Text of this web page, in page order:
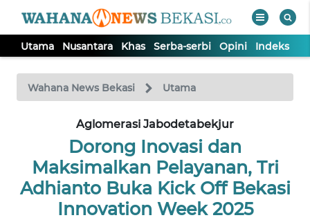
Utama Nusantara Khas Serba-serbi Opini Indeks
Wahana News Bekasi Utama
Aglomerasi Jabodetabekjur
Dorong Inovasi dan
Maksimalkan Pelayanan, Tri
Adhianto Buka Kick Off Bekasi
Innovation Week 2025
TV
Tutup
NUSANTARA